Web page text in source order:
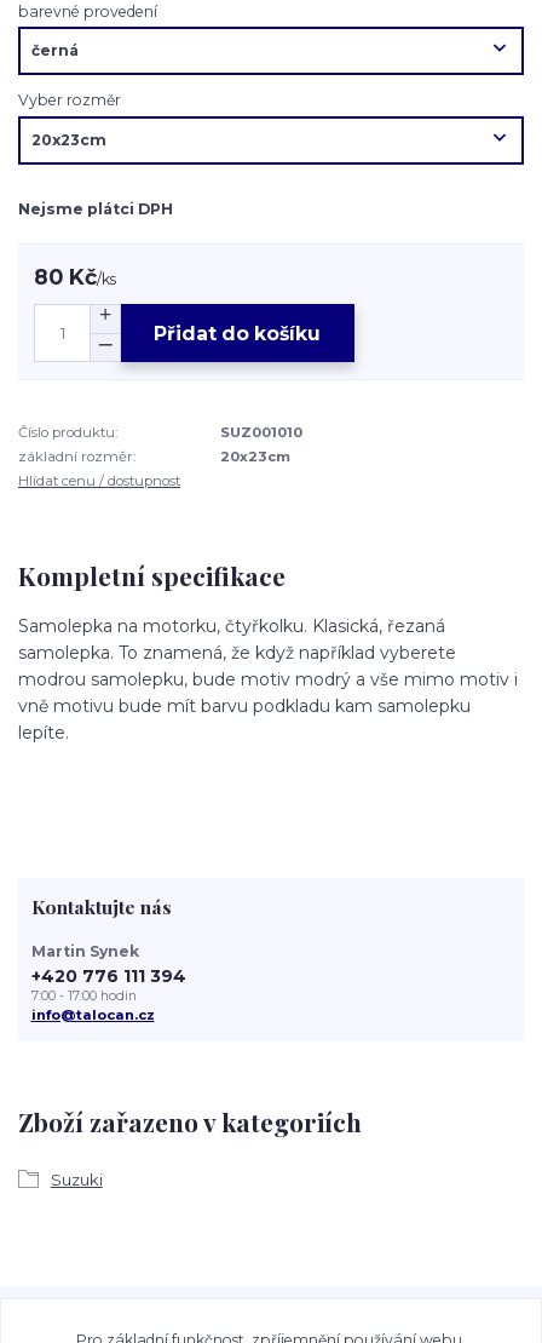
barevné provedení
Vyber rozměr
Nejsme plátci DPH
80 Kč/ks
Přidat do košíku
Číslo produktu:
SUZ001010
základní rozměr:
20x23cm
Hlídat cenu / dostupnost
Kompletní specifikace
Samolepka na motorku, čtyřkolku. Klasická, řezaná
samolepka. To znamená, že když například vyberete
modrou samolepku, bude motiv modrý a vše mimo motiv i
vně motivu bude mít barvu podkladu kam samolepku
lepíte.
Zboží zařazeno v kategoriích
Suzuki
Kontaktujte nás
Martin Synek
+420 776 111 394
7:00 - 17:00 hodin
info@talocan.cz
obsah zveřejněný na stránkách Talocan.cz a